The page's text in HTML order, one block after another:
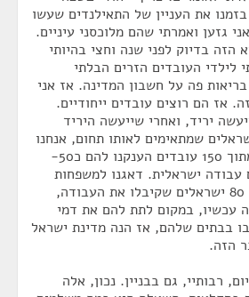
את העניין של התאילנדים שעשו
גזען ואמרתי שהם מלוכסני עיניים.
הזה בדיוק לפני שנה וחצי בהיותי
לילדי העובדים הזרים הבלתי
פה על חשבון המדינה. אז אני
אז הם רוצים עובדים ייחודיים.
יריד, ואחרי שייעשה היריד
שמתאימים לאותו תחום, אנחנו
ניתן לכם. עשו יריד, ומתוך 150 עובדים הענקנו להם כ50-
עבודה ישראלית. דאגנו למשפחות
ישראליות. אותם 70 או 80 ישראלים שקיבלו את העבודה,
עכשיו, במקום לתת להם את דמי
בבתים שלהם, אז הנה מדינת ישראל
הזה.
רבותיי, גם בבניין. נכון, אלה